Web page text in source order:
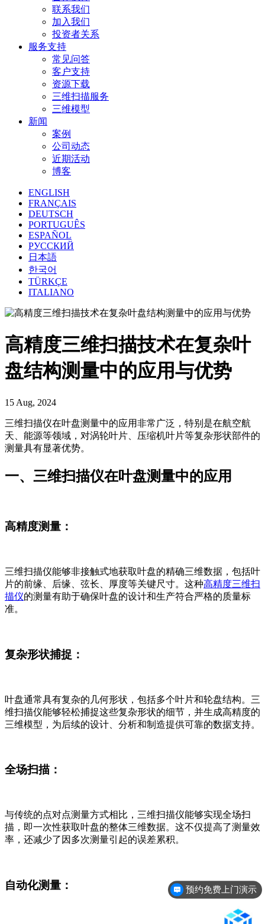
联系我们
加入我们
投资者关系
服务支持
常见问答
客户支持
资源下载
三维扫描服务
三维模型
新闻
案例
公司动态
近期活动
博客
ENGLISH
FRANÇAIS
DEUTSCH
PORTUGUÊS
ESPAÑOL
РУССКИЙ
日本語
한국어
TÜRKÇE
ITALIANO
高精度三维扫描技术在复杂叶
盘结构测量中的应用与优势
15 Aug, 2024
三维扫描仪在叶盘测量中的应用非常广泛，特别是在航空航
天、能源等领域，对涡轮叶片、压缩机叶片等复杂形状部件的
测量具有显著优势。
一、三维扫描仪在叶盘测量中的应用
高精度测量：
三维扫描仪能够非接触式地获取叶盘的精确三维数据，包括叶
片的前缘、后缘、弦长、厚度等关键尺寸。这种高精度三维扫
描仪的测量有助于确保叶盘的设计和生产符合严格的质量标
准。
复杂形状捕捉：
叶盘通常具有复杂的几何形状，包括多个叶片和轮盘结构。三
维扫描仪能够轻松捕捉这些复杂形状的细节，并生成高精度的
三维模型，为后续的设计、分析和制造提供可靠的数据支持。
全场扫描：
与传统的点对点测量方式相比，三维扫描仪能够实现全场扫
描，即一次性获取叶盘的整体三维数据。这不仅提高了测量效
率，还减少了因多次测量引起的误差累积。
自动化测量：
预约免费上门演示
产品精度是多少？